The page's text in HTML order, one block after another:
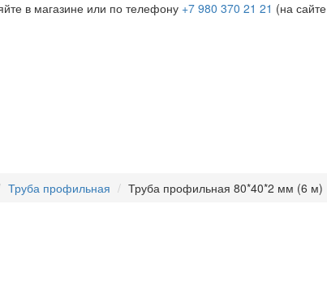
в магазине или по телефону +7 980 370 21 21 (на сайте
Труба профильная Труба профильная 80*40*2 мм (6 м)